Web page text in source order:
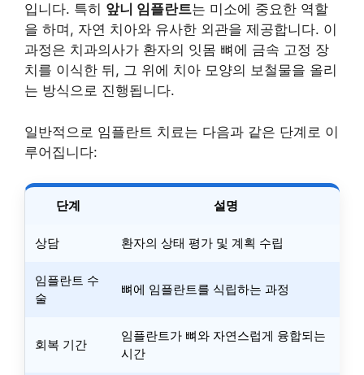
입니다. 특히 앞니 임플란트는 미소에 중요한 역할
을 하며, 자연 치아와 유사한 외관을 제공합니다. 이
과정은 치과의사가 환자의 잇몸 뼈에 금속 고정 장
치를 이식한 뒤, 그 위에 치아 모양의 보철물을 올리
는 방식으로 진행됩니다.
일반적으로 임플란트 치료는 다음과 같은 단계로 이
루어집니다:
단계 설명
상담 환자의 상태 평가 및 계획 수립
임플란트 수
술
뼈에 임플란트를 식립하는 과정
회복 기간
임플란트가 뼈와 자연스럽게 융합되는
시간